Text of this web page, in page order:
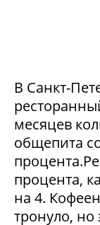
В Санкт-
месяцев
общепита
процента,
на 4.
тронуло, но